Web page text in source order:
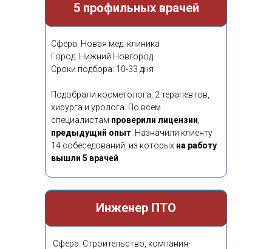
Инженер ПТО
Сфера: Строительство, компания-
5 профильных врачей
Сфера: Новая мед. клиника
Город: Нижний Новгород
Сроки подбора: 10-33 дня
Подобрали косметолога, 2 терапевтов,
хирурга и уролога. По всем
специалистам проверили лицензии
предыдущий опыт Назначили клиенту
14 собеседований, из которых на работу
вышли 5 врачей
Лучшему кандидату сделано
Действует гарантия на замену
выбранного кандидата
12-14 день
15-90 день
Кандидат вышел на